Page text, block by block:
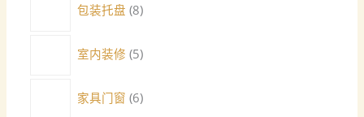
包装托盘 8
室内装修 5
家具门窗 6